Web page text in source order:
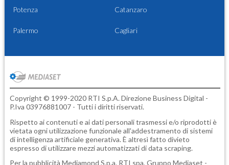
Potenza Catanzaro
Palermo Cagliari
Copyright © 1999-2020 RTI S.p.A. Direzione Business Digital -
P.Iva 03976881007 - Tutti i diritti riservati.
Rispetto ai contenuti e ai dati personali trasmessi e/o riprodotti è
vietata ogni utilizzazione funzionale all'addestramento di sistemi
di intelligenza artificiale generativa. È altresì fatto divieto
espresso di utilizzare mezzi automatizzati di data scraping.
Per la pubblicità Mediamond S.p.a. RTI spa, Gruppo Mediaset -